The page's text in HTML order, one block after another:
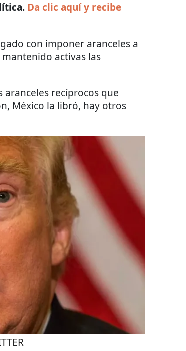
Da clic aquí y recibe
con imponer aranceles a
activas las
recíprocos que
México la libró, hay otros